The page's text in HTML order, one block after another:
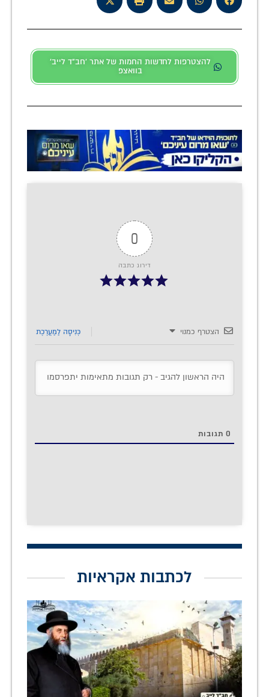
להצטרפות לחדשות החמות של אתר 'חב"ד לייב'
בוואצפ
0
דירוג כתבה
הצטרף כמנוי כְּנִיסָה לַמַעֲרֶכֶת
0 תגובות
לכתבות אקראיות